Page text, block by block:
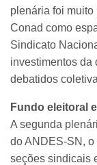
plenária foi
Conad como
Sindicato
investimentos da
debatidos
Fundo eleitoral
A segunda
do ANDES-SN,
seções sindicais